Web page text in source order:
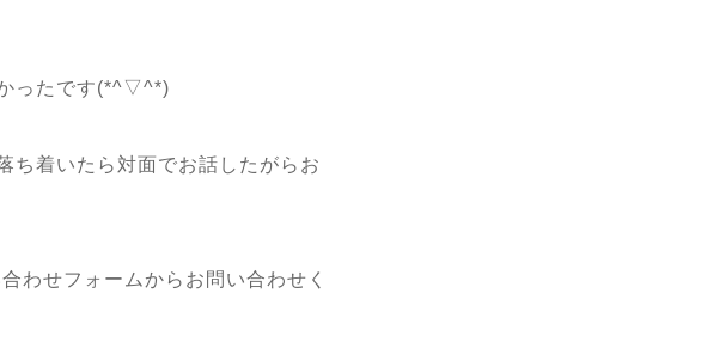
ったです(*^▽^*)
ち着いたら対面でお話したがらお
わせフォームからお問い合わせく